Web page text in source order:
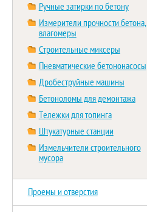
Ручные затирки по бетону
Измерители прочности бетона,
влагомеры
Строительные миксеры
Пневматические бетононасосы
Дробеструйные машины
Бетоноломы для демонтажа
Тележки для топинга
Штукатурные станции
Измельчители строительного
мусора
Проемы и отверстия